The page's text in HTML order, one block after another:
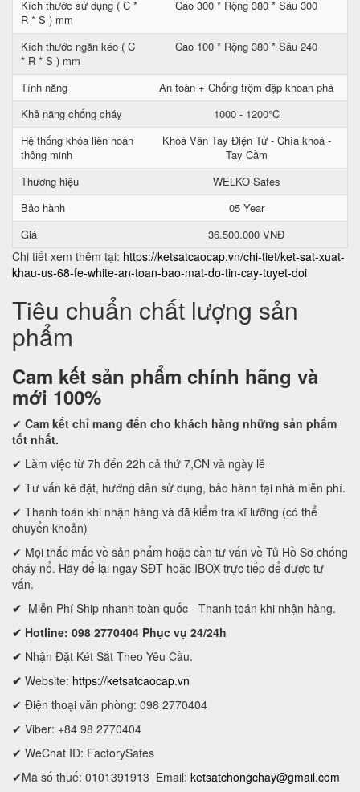
Kích thước sử dụng ( C *
R * S ) mm
Cao 300 * Rộng 380 * Sâu 300
Kích thước ngăn kéo ( C
* R * S ) mm
Cao 100 * Rộng 380 * Sâu 240
Tính năng
An toàn + Chống trộm đập khoan phá
Khả năng chống cháy
1000 - 1200°C
Hệ thống khóa liên hoàn
thông minh
Khoá Vân Tay Điện Tử - Chìa khoá -
Tay Cầm
Thương hiệu
WELKO Safes
Bảo hành
05 Year
Giá
36.500.000 VNĐ
Chi tiết xem thêm tại: https://ketsatcaocap.vn/chi-tiet/ket-sat-xuat-
khau-us-68-fe-white-an-toan-bao-mat-do-tin-cay-tuyet-doi
Tiêu chuẩn chất lượng sản
phẩm
Cam kết sản phẩm chính hãng và
mới 100%
✔ Cam kết chỉ mang đến cho khách hàng những sản phẩm
tốt nhất.
✔ Làm việc từ 7h đến 22h cả thứ 7,CN và ngày lễ
✔ Tư vấn kê đặt, hướng dẫn sử dụng, bảo hành tại nhà miễn phí.
✔ Thanh toán khi nhận hàng và đã kiểm tra kĩ lưỡng (có thể
chuyển khoản)
✔ Mọi thắc mắc về sản phẩm hoặc cần tư vấn về Tủ Hồ Sơ chống
cháy nổ. Hãy để lại ngay SĐT hoặc IBOX trực tiếp để được tư
vấn.
✔ Miễn Phí Ship nhanh toàn quốc - Thanh toán khi nhận hàng.
✔ Hotline: 098 2770404 Phục vụ 24/24h
✔ Nhận Đặt Két Sắt Theo Yêu Cầu.
✔ Website: https://ketsatcaocap.vn
✔ Điện thoại văn phòng: 098 2770404
✔ Viber: +84 98 2770404
✔ WeChat ID: FactorySafes
✔Mã số thuế: 0101391913 Email: ketsatchongchay@gmail.com